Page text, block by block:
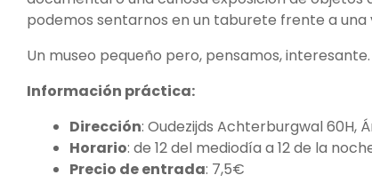
podemos sentarnos en un taburete frente a
Un museo pequeño pero, pensamos, interesante.
Información práctica:
Dirección: Oudezijds Achterburgwal 60H,
Horario: de 12 del mediodía a 12 de la
Precio de entrada: 7,5€